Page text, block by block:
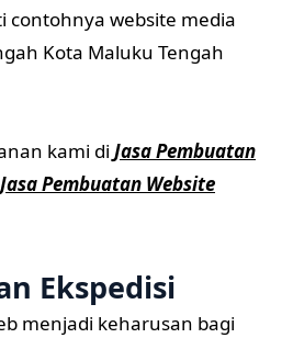
contohnya website media
Kota Maluku Tengah
kami di Jasa Pembuatan
Jasa Pembuatan Website
Ekspedisi
menjadi keharusan bagi